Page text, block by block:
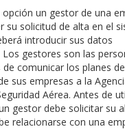
opción un gestor de una
su solicitud de alta en el
introducir sus datos
Los gestores son las
de comunicar los planes de
sus empresas a la
Aérea. Antes de
gestor debe solicitar su
relacionarse con una